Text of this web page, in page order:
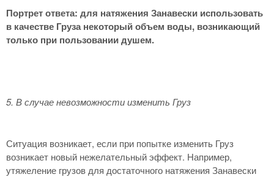
Портрет ответа: для натяжения Занавески использовать
в качестве Груза некоторый объем воды, возникающий
только при пользовании душем.
5. В случае невозможности изменить Груз
Ситуация возникает, если при попытке изменить Груз
возникает новый нежелательный эффект. Например,
утяжеление грузов для достаточного натяжения Занавески